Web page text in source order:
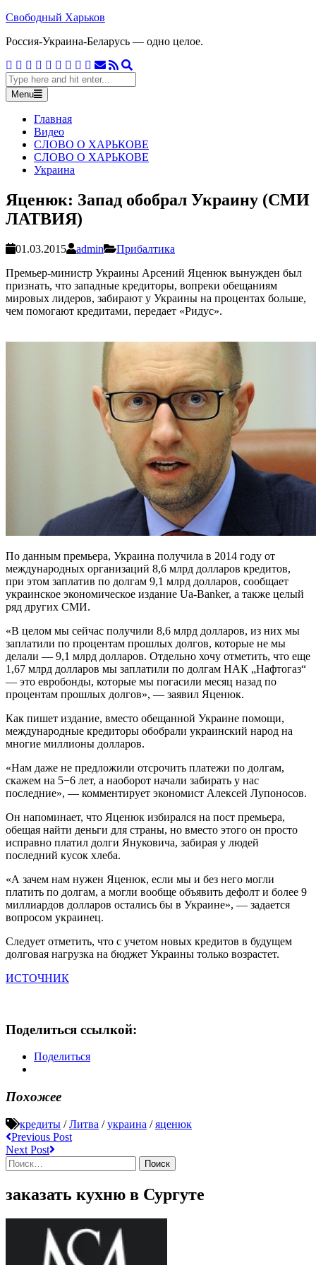
Skip
content
Свободный Харьков
Россия-Украина-Беларусь — одно целое.
Facebook
Twitter
Google
Plus
Linkedin
Instagram
YouTube
Pinterest
Tumblr
VKEmail
RSS
Search
for:Menu
Главная
Видео
СЛОВО О ХАРЬКОВЕ
СЛОВО О ХАРЬКОВЕ
Украина
Яценюк: Запад обобрал Украину (СМИ
ЛАТВИЯ)
01.03.2015 admin
Прибалтика
Премьер-министр Украины Арсений Яценюк вынужден был
признать, что западные кредиторы, вопреки обещаниям
мировых лидеров, забирают у Украины на процентах больше,
чем помогают кредитами, передает «Ридус».
По данным премьера, Украина получила в 2014 году от
международных организаций 8,6 млрд долларов кредитов,
при этом заплатив по долгам 9,1 млрд долларов, сообщает
украинское экономическое издание Ua-Banker, а также целый
ряд других СМИ.
«В целом мы сейчас получили 8,6 млрд долларов, из них мы
заплатили по процентам прошлых долгов, которые не мы
делали — 9,1 млрд долларов. Отдельно хочу отметить, что еще
1,67 млрд долларов мы заплатили по долгам НАК „Нафтогаз“
— это евробонды, которые мы погасили месяц назад по
процентам прошлых долгов», — заявил Яценюк.
Как пишет издание, вместо обещанной Украине помощи,
международные кредиторы обобрали украинский народ на
многие миллионы долларов.
«Нам даже не предложили отсрочить платежи по долгам,
скажем на 5−6 лет, а наоборот начали забирать у нас
последние», — комментирует экономист Алексей Лупоносов.
Он напоминает, что Яценюк избирался на пост премьера,
обещая найти деньги для страны, но вместо этого он просто
исправно платил долги Януковича, забирая у людей
последний кусок хлеба.
«А зачем нам нужен Яценюк, если мы и без него могли
платить по долгам, а могли вообще объявить дефолт и более 9
миллиардов долларов остались бы в Украине», — задается
вопросом украинец.
Следует отметить, что с учетом новых кредитов в будущем
долговая нагрузка на бюджет Украины только возрастет.
ИСТОЧНИК
Поделиться ссылкой:
Поделиться
Похожее
кредиты /Литва /украина /яценюк
Post
navigation
Previous Post
Previous
post:
Next Post
Next
Post:
Найти:
заказать кухню в Сургуте